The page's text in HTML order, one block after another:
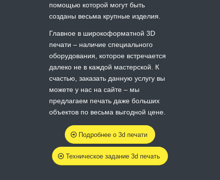
помощью которой могут быть
созданы весьма крупные изделия.
Главное в широкоформатной 3D
печати – наличие специального
оборудования, которое встречается
далеко не в каждой мастерской. К
счастью, заказать данную услугу вы
можете у нас на сайте – мы
предлагаем печать даже больших
объектов по весьма выгодной цене.
Подробнее о 3d печати
Техническое задание 3d печать